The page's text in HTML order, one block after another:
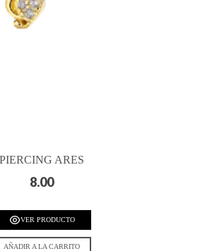
PIERCING ARES
8.00
VER PRODUCTO
AÑADIR A LA CARRITO